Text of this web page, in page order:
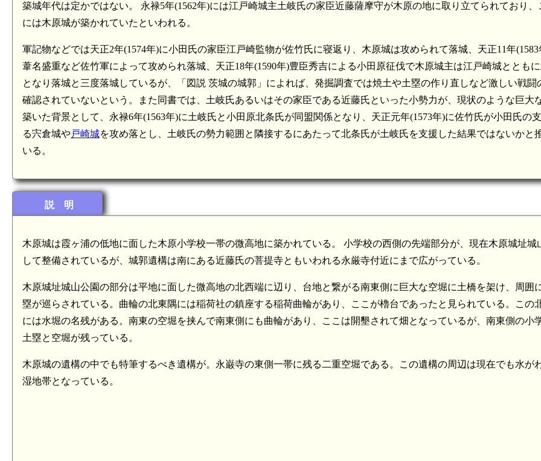
築城年代は定かではない。 永禄5年(1562年)には江戸崎城主土岐氏の家臣近藤薩摩守が木原の地に取り立てられており、
には木原城が築かれていたといわれる。
軍記物などでは天正2年(1574年)に小田氏の家臣江戸崎監物が佐竹氏に寝返り、木原城は攻められて落城、天正11年
葦名盛重など佐竹軍によって攻められ落城、天正18年(1590年)豊臣秀吉による小田原征伐で木原城主は江戸崎城ととも
となり落城と三度落城しているが、「図説 茨城の城郭」によれば、発掘調査では焼土や土塁の作り直しなど激しい戦闘
確認されていないという。また同書では、土岐氏あるいはその家臣である近藤氏といった小勢力が、現状のような巨大
築いた背景として、永禄6年(1563年)に土岐氏と小田原北条氏が同盟関係となり、天正元年(1573年)に佐竹氏が小田氏の
る宍倉城や戸崎城を攻め落とし、土岐氏の勢力範囲と隣接するにあたって北条氏が土岐氏を支援した結果ではないかと
いる。
説 明
木原城は霞ヶ浦の低地に面した木原小学校一帯の微高地に築かれている。 小学校の西側の先端部分が、現在木原城址城
して整備されているが、城郭遺構は南にある近藤氏の菩提寺ともいわれる永厳寺付近にまで広がっている。
木原城址城山公園の部分は平地に面した微高地の北西端に辺り、台地と繋がる南東側に巨大な空堀に土橋を架け、周囲
塁が巡らされている。曲輪の北東隅には稲荷社の鎮座する稲荷曲輪があり、ここが櫓台であったと見られている。この
には水堀の名残がある。南東の空堀を挟んで南東側にも曲輪があり、ここは開墾されて畑となっているが、南東側の小
土塁と空堀が残っている。
木原城の遺構の中でも特筆するべき遺構が。永巌寺の東側一帯に残る二重空堀である。この遺構の周辺は現在でも水が
湿地帯となっている。